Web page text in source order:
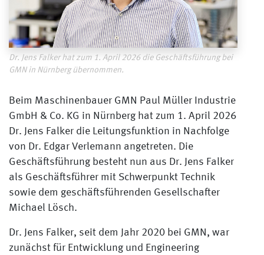
Dr. Jens Falker hat zum 1. April 2026 die Geschäftsführung bei
GMN in Nürnberg übernommen.
Beim Maschinenbauer GMN Paul Müller Industrie
GmbH & Co. KG in Nürnberg hat zum 1. April 2026
Dr. Jens Falker die Leitungsfunktion in Nachfolge
von Dr. Edgar Verlemann angetreten. Die
Geschäftsführung besteht nun aus Dr. Jens Falker
als Geschäftsführer mit Schwerpunkt Technik
sowie dem geschäftsführenden Gesellschafter
Michael Lösch.
Dr. Jens Falker, seit dem Jahr 2020 bei GMN, war
zunächst für Entwicklung und Engineering